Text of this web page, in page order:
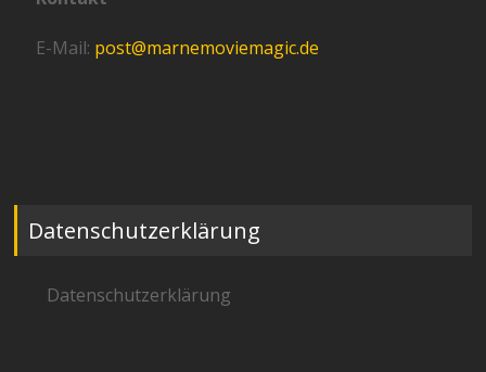
E-Mail: post@marnemoviemagic.de
Datenschutzerklärung
Datenschutzerklärung